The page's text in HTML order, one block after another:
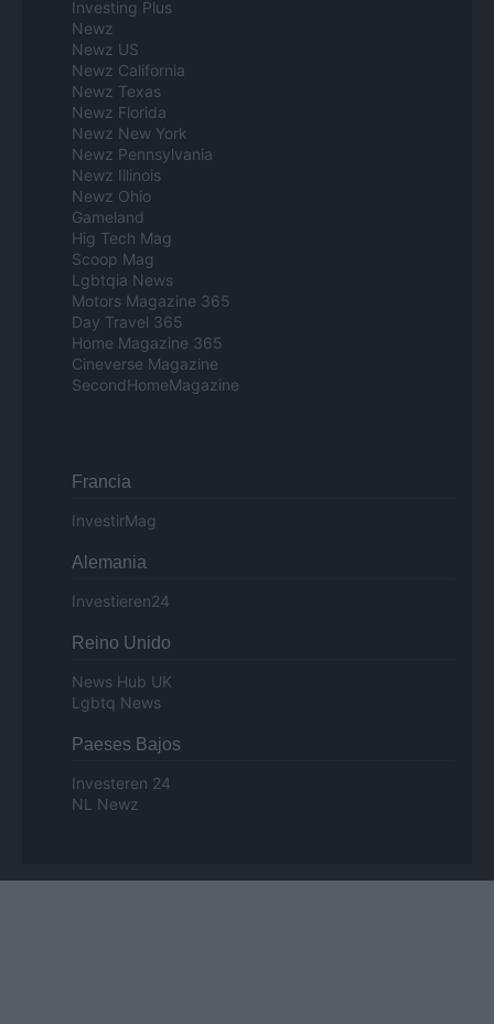
Investing Plus
Newz
Newz US
Newz California
Newz Texas
Newz Florida
Newz New York
Newz Pennsylvania
Newz Illinois
Newz Ohio
Gameland
Hig Tech Mag
Scoop Mag
Lgbtqia News
Motors Magazine 365
Day Travel 365
Home Magazine 365
Cineverse Magazine
SecondHomeMagazine
Francia
InvestirMag
Alemania
Investieren24
Reino Unido
News Hub UK
Lgbtq News
Paeses Bajos
Investeren 24
NL Newz